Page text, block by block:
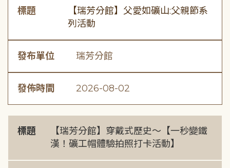
標題
【瑞芳分館】父愛如礦山:父親節系
列活動
發布單位 瑞芳分館
發佈時間 2026-08-02
標題
【瑞芳分館】穿戴式歷史〜【一秒變鐵
漢！礦工帽體驗拍照打卡活動】